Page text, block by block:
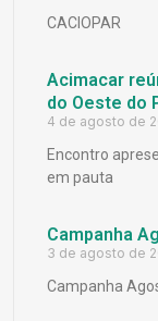
CACIOPAR
Acimacar
do Oeste do
4 de agosto de
Encontro
em pauta
Campanha
3 de agosto de
Campanha